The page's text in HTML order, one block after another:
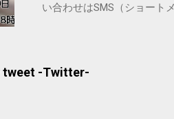
い合わせはSMS（ショート
tweet -Twitter-